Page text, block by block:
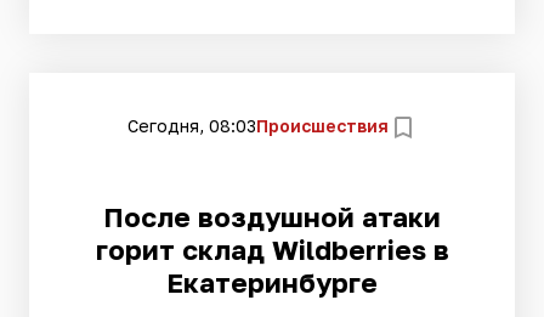
Сегодня, 08:03Происшествия
После воздушной атаки
горит склад Wildberries в
Екатеринбурге